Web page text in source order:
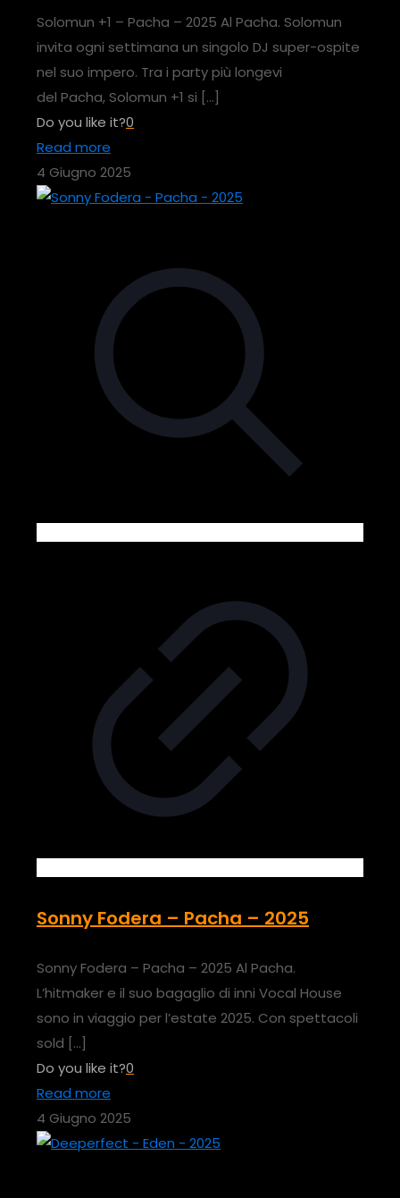
Solomun +1 – Pacha – 2025 Al Pacha. Solomun
invita ogni settimana un singolo DJ super-ospite
nel suo impero. Tra i party più longevi
del Pacha, Solomun +1 si […]
Do you like it?0
Read more
4 Giugno 2025
Sonny Fodera – Pacha – 2025
Sonny Fodera – Pacha – 2025 Al Pacha.
L’hitmaker e il suo bagaglio di inni Vocal House
sono in viaggio per l’estate 2025. Con spettacoli
sold […]
Do you like it?0
Read more
4 Giugno 2025